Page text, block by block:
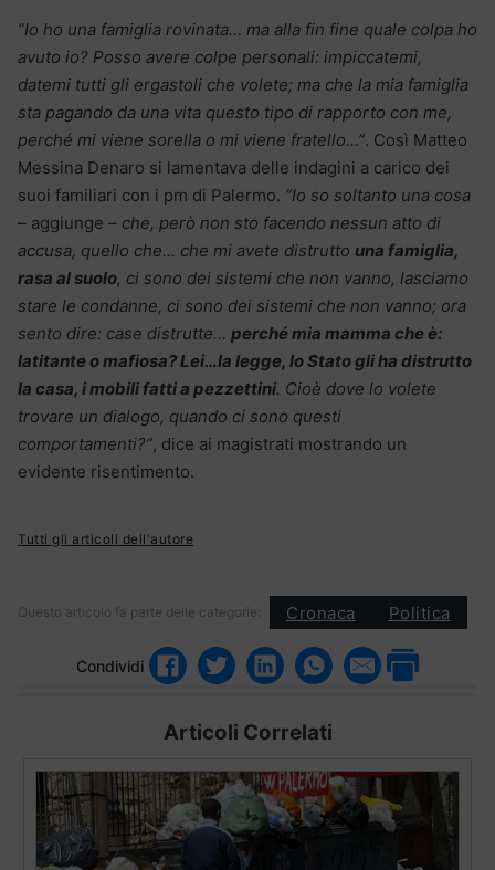
“Io ho una famiglia rovinata… ma alla fin fine quale colpa ho
avuto io? Posso avere colpe personali: impiccatemi,
datemi tutti gli ergastoli che volete; ma che la mia famiglia
sta pagando da una vita questo tipo di rapporto con me,
perché mi viene sorella o mi viene fratello…”. Così Matteo
Messina Denaro si lamentava delle indagini a carico dei
suoi familiari con i pm di Palermo. “Io so soltanto una cosa
– aggiunge – che, però non sto facendo nessun atto di
accusa, quello che… che mi avete distrutto una famiglia,
rasa al suolo, ci sono dei sistemi che non vanno, lasciamo
stare le condanne, ci sono dei sistemi che non vanno; ora
sento dire: case distrutte… perché mia mamma che è:
latitante o mafiosa? Lei…la legge, lo Stato gli ha distrutto
la casa, i mobili fatti a pezzettini. Cioè dove lo volete
trovare un dialogo, quando ci sono questi
comportamenti?”, dice ai magistrati mostrando un
evidente risentimento.
Tutti gli articoli dell'autore
Questo articolo fa parte delle categorie: Cronaca Politica
Condividi
Articoli Correlati